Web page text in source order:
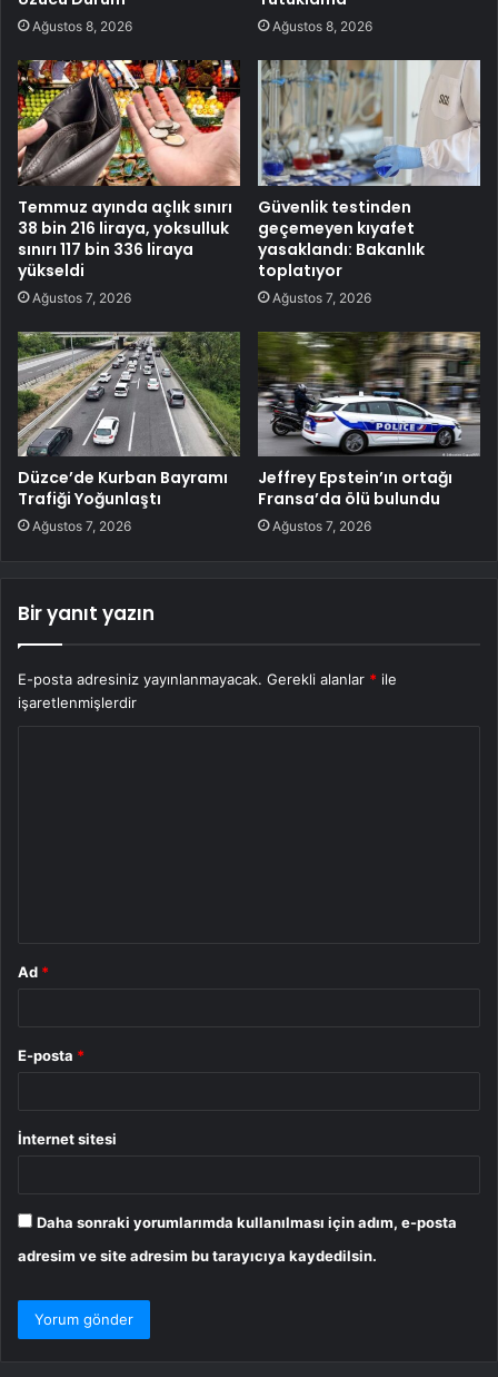
Ağustos 8, 2026 Ağustos 8, 2026
Temmuz ayında açlık sınırı
38 bin 216 liraya, yoksulluk
sınırı 117 bin 336 liraya
yükseldi
Ağustos 7, 2026
Güvenlik testinden
geçemeyen kıyafet
yasaklandı: Bakanlık
toplatıyor
Ağustos 7, 2026
Düzce’de Kurban Bayramı
Trafiği Yoğunlaştı
Ağustos 7, 2026
Jeffrey Epstein’ın ortağı
Fransa’da ölü bulundu
Ağustos 7, 2026
Bir yanıt yazın
E-posta adresiniz yayınlanmayacak. Gerekli alanlar * ile
işaretlenmişlerdir
Ad *
E-posta *
İnternet sitesi
Daha sonraki yorumlarımda kullanılması için adım, e-posta
adresim ve site adresim bu tarayıcıya kaydedilsin.